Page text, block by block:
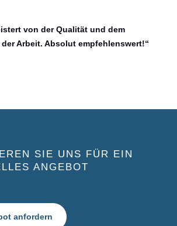
von der Qualität und dem
Arbeit. Absolut empfehlenswert!“
SIE UNS FÜR EIN
ANGEBOT
anfordern